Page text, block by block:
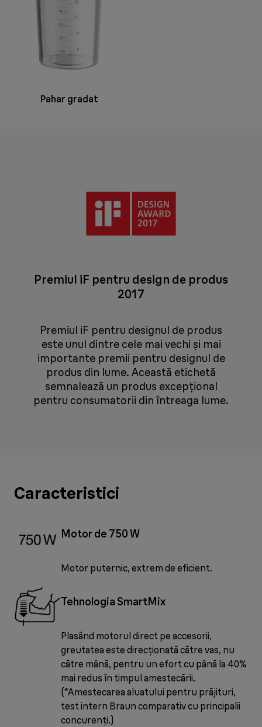
Pahar gradat
Premiul iF pentru design de produs
2017
Premiul iF pentru designul de produs
este unul dintre cele mai vechi și mai
importante premii pentru designul de
produs din lume. Această etichetă
semnalează un produs excepțional
pentru consumatorii din întreaga lume.
Caracteristici
Motor de 750 W
Motor puternic, extrem de eficient.
Tehnologia SmartMix
Plasând motorul direct pe accesorii,
greutatea este direcționată către vas, nu
către mână, pentru un efort cu până la 40%
mai redus în timpul amestecării.
(*Amestecarea aluatului pentru prăjituri,
test intern Braun comparativ cu principalii
concurenți.)